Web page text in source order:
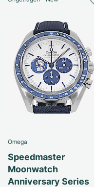
Omega
Speedmaster
Moonwatch
Anniversary Series